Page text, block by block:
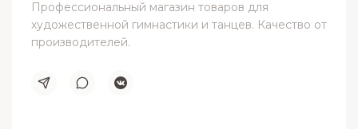
Профессиональный магазин товаров для
художественной гимнастики и танцев. Качество от
производителей.